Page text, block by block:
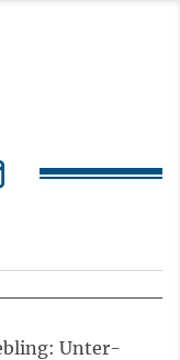
Unter-